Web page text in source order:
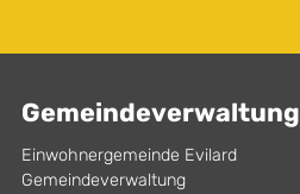
Gemeindeverwaltung
Einwohnergemeinde Evilard
Gemeindeverwaltung